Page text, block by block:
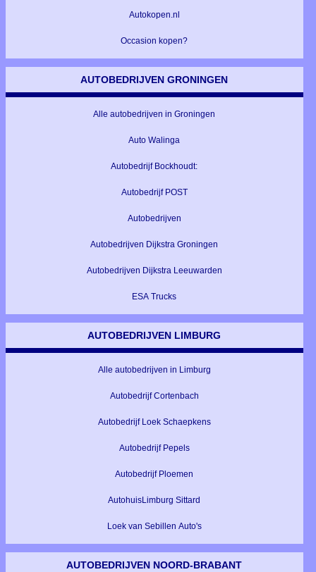
Autokopen.nl
Occasion kopen?
AUTOBEDRIJVEN GRONINGEN
Alle autobedrijven in Groningen
Auto Walinga
Autobedrijf Bockhoudt:
Autobedrijf POST
Autobedrijven
Autobedrijven Dijkstra Groningen
Autobedrijven Dijkstra Leeuwarden
ESA Trucks
AUTOBEDRIJVEN LIMBURG
Alle autobedrijven in Limburg
Autobedrijf Cortenbach
Autobedrijf Loek Schaepkens
Autobedrijf Pepels
Autobedrijf Ploemen
AutohuisLimburg Sittard
Loek van Sebillen Auto's
AUTOBEDRIJVEN NOORD-BRABANT